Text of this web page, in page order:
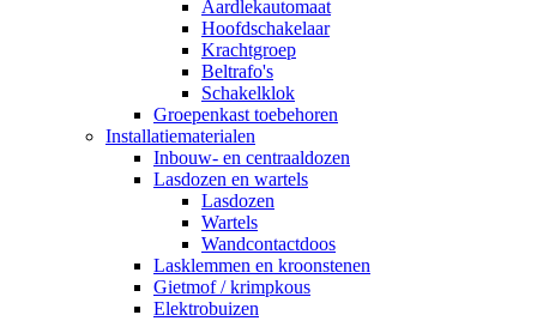
Aardlekautomaat
Hoofdschakelaar
Krachtgroep
Beltrafo's
Schakelklok
Groepenkast toebehoren
Installatiematerialen
Inbouw- en centraaldozen
Lasdozen en wartels
Lasdozen
Wartels
Wandcontactdoos
Lasklemmen en kroonstenen
Gietmof / krimpkous
Elektrobuizen